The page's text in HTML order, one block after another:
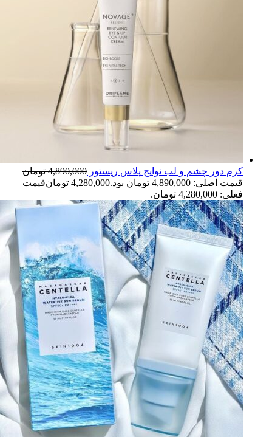
کرم دور چشم و لب نوایج پلاس ریستور 4,890,000 تومان
قیمت اصلی: 4,890,000 تومان بود.
4,280,000 تومانقیمت
فعلی: 4,280,000 تومان.